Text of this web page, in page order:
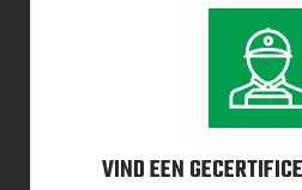
VIND EEN